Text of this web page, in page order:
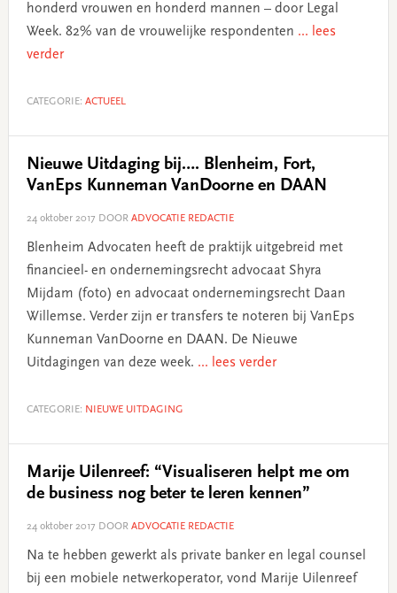
honderd vrouwen en honderd mannen – door Legal
Week. 82% van de vrouwelijke respondenten ... lees
verder
CATEGORIE: ACTUEEL
Nieuwe Uitdaging bij…. Blenheim, Fort,
VanEps Kunneman VanDoorne en DAAN
24 oktober 2017 DOOR ADVOCATIE REDACTIE
Blenheim Advocaten heeft de praktijk uitgebreid met
financieel- en ondernemingsrecht advocaat Shyra
Mijdam (foto) en advocaat ondernemingsrecht Daan
Willemse. Verder zijn er transfers te noteren bij VanEps
Kunneman VanDoorne en DAAN. De Nieuwe
Uitdagingen van deze week. ... lees verder
CATEGORIE: NIEUWE UITDAGING
Marije Uilenreef: “Visualiseren helpt me om
de business nog beter te leren kennen”
24 oktober 2017 DOOR ADVOCATIE REDACTIE
Na te hebben gewerkt als private banker en legal counsel
bij een mobiele netwerkoperator, vond Marije Uilenreef